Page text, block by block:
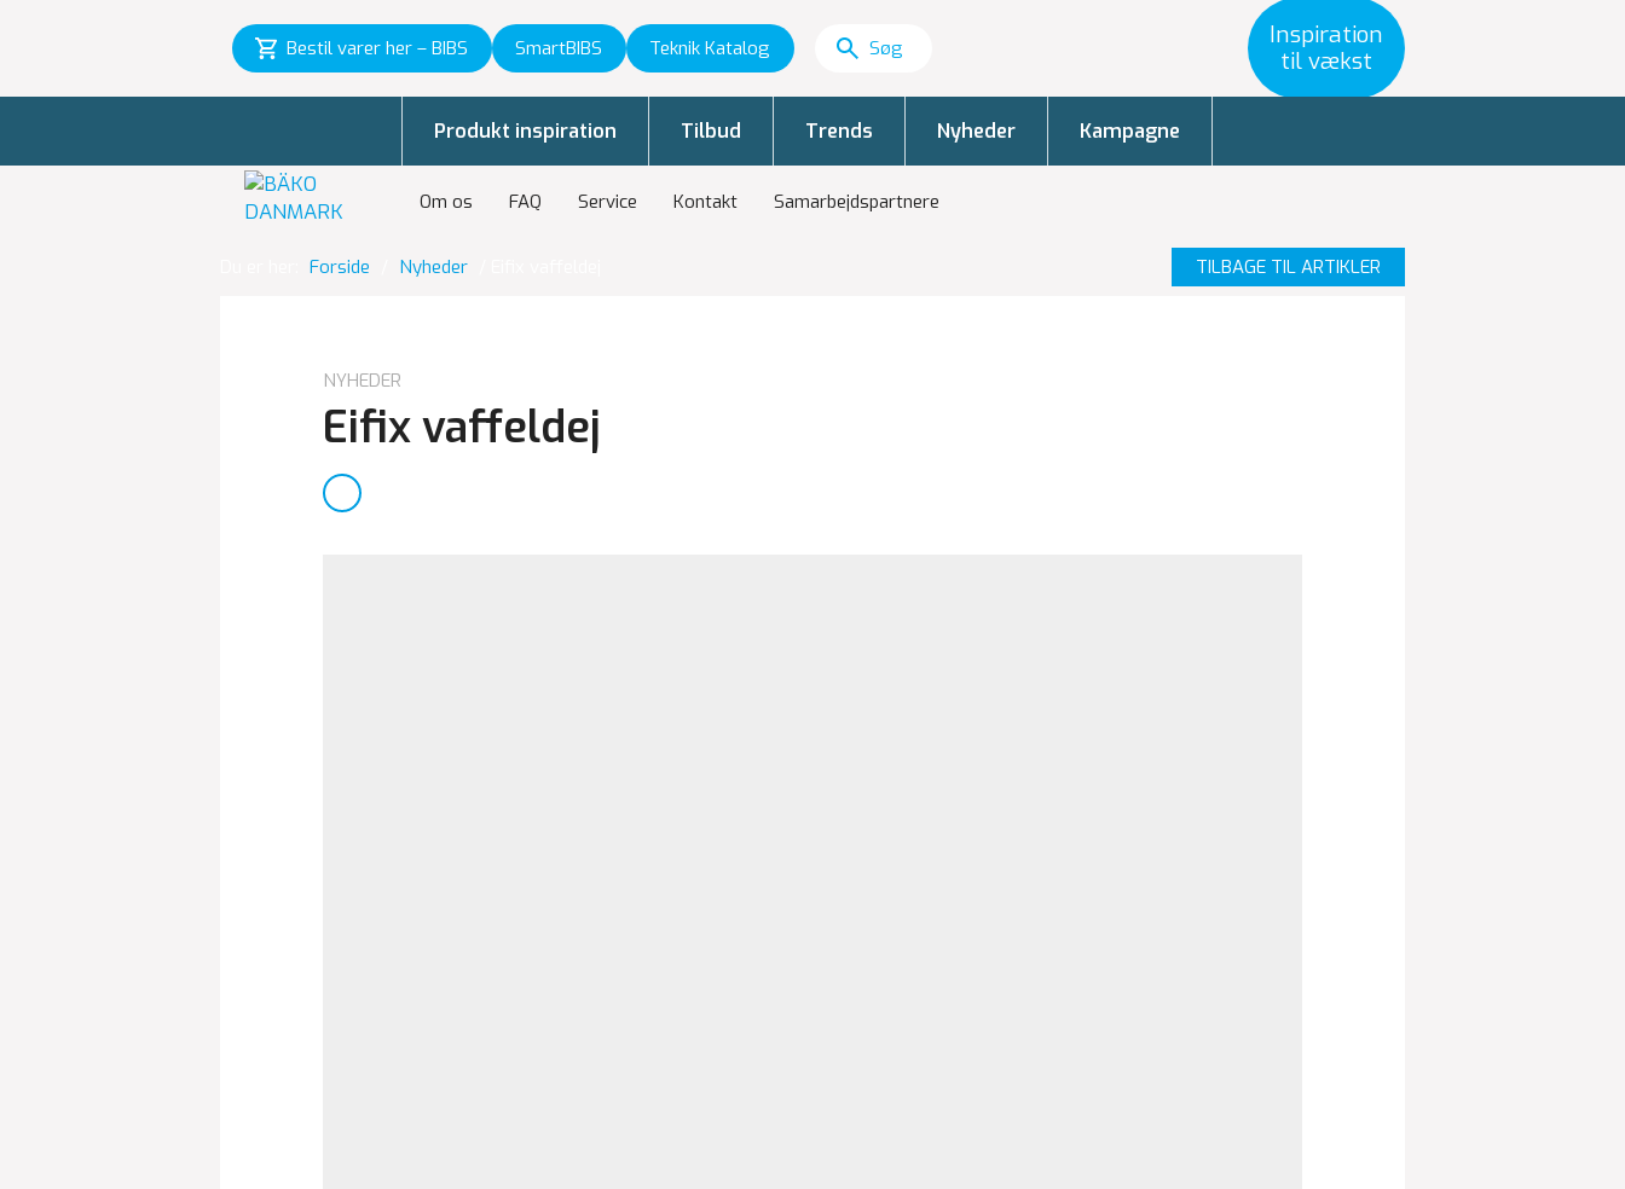
Bestil varer her – BIBS SmartBIBS Teknik Katalog
Inspiration
til vækst
Om os FAQ Service Kontakt Samarbejdspartnere
Produkt inspiration Tilbud Trends Nyheder Kampagne
Forside Nyheder TILBAGE TIL ARTIKLER
NYHEDER
Eifix vaffeldej